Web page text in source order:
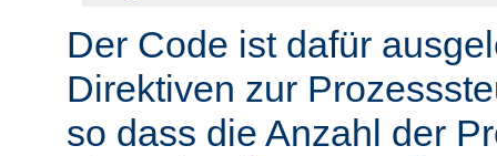
Der Code ist dafür
Direktiven zur
so dass die Anzahl der